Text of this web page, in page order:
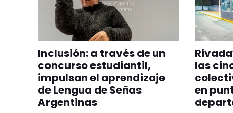
Inclusión: a través de un
concurso estudiantil,
impulsan el aprendizaje
de Lengua de Señas
Argentinas
las
en